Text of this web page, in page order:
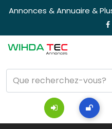
Annonces & Annuaire &